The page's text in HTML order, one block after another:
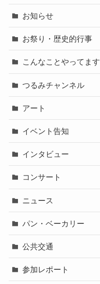
お知らせ
お祭り・歴史的行事
こんなことやってます
つるみチャンネル
アート
イベント告知
インタビュー
コンサート
ニュース
パン・ベーカリー
公共交通
参加レポート